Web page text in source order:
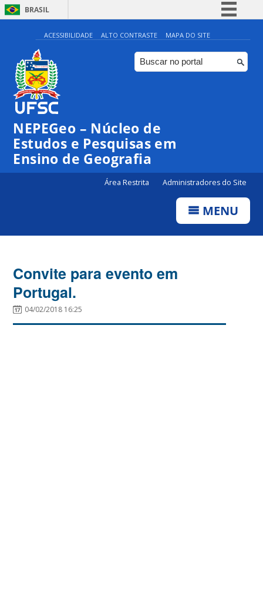
BRASIL
Simplifique!
Comunica BR
Participe
ACESSIBILIDADE ALTO CONTRASTE MAPA DO SITE
NEPEGeo – Núcleo de
Estudos e Pesquisas em
Ensino de Geografia
Área Restrita Administradores do Site
MENU
Convite para evento em
Portugal.
04/02/2018 16:25